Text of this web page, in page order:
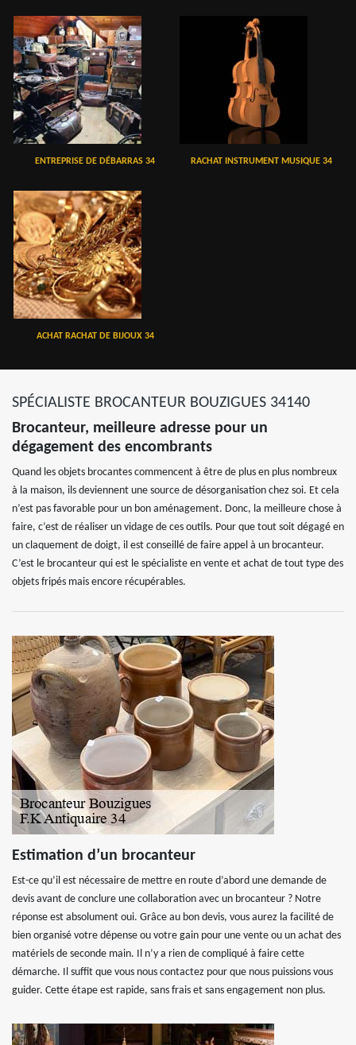
ENTREPRISE DE DÉBARRAS 34 RACHAT INSTRUMENT MUSIQUE 34
ACHAT RACHAT DE BIJOUX 34
SPÉCIALISTE BROCANTEUR BOUZIGUES 34140
Brocanteur, meilleure adresse pour un
dégagement des encombrants
Quand les objets brocantes commencent à être de plus en plus nombreux
à la maison, ils deviennent une source de désorganisation chez soi. Et cela
n’est pas favorable pour un bon aménagement. Donc, la meilleure chose à
faire, c’est de réaliser un vidage de ces outils. Pour que tout soit dégagé en
un claquement de doigt, il est conseillé de faire appel à un brocanteur.
C’est le brocanteur qui est le spécialiste en vente et achat de tout type des
objets fripés mais encore récupérables.
Estimation d’un brocanteur
Est-ce qu’il est nécessaire de mettre en route d’abord une demande de
devis avant de conclure une collaboration avec un brocanteur ? Notre
réponse est absolument oui. Grâce au bon devis, vous aurez la facilité de
bien organisé votre dépense ou votre gain pour une vente ou un achat des
matériels de seconde main. Il n’y a rien de compliqué à faire cette
démarche. Il suffit que vous nous contactez pour que nous puissions vous
guider. Cette étape est rapide, sans frais et sans engagement non plus.